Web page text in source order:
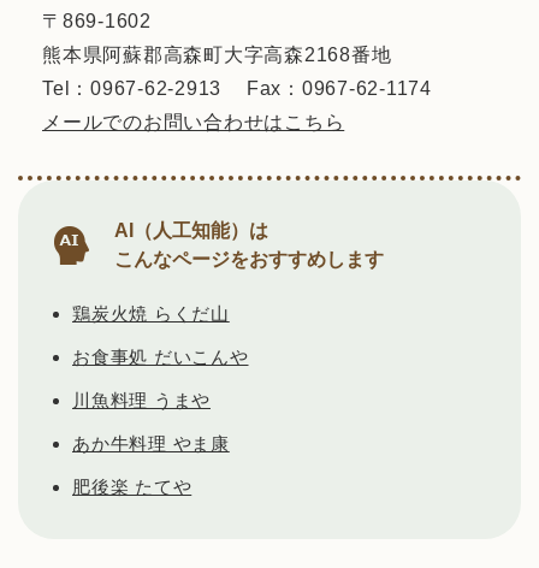
〒869-1602
熊本県阿蘇郡高森町大字高森2168番地
Tel：0967-62-2913
Fax：0967-62-1174
メールでのお問い合わせはこちら
AI（人工知能）は
こんなページをおすすめします
鶏炭火焼 らくだ山
お食事処 だいこんや
川魚料理 うまや
あか牛料理 やま康
肥後楽 たてや